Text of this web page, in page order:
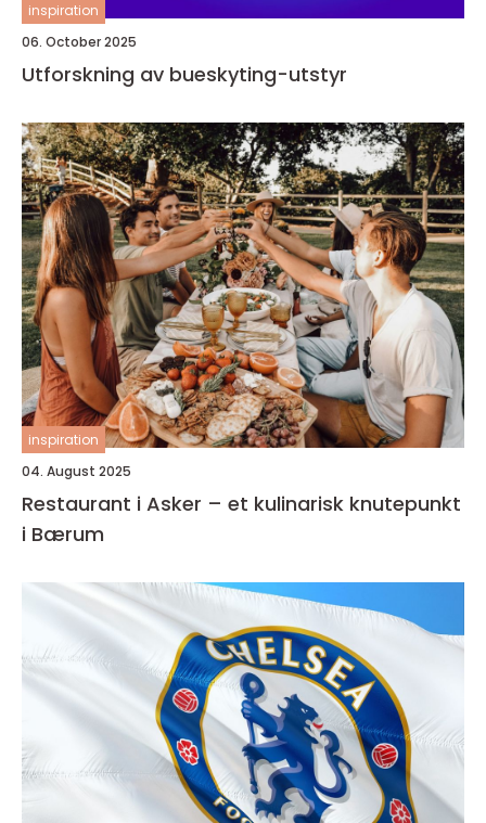
inspiration
06. October 2025
Utforskning av bueskyting-utstyr
inspiration
04. August 2025
Restaurant i Asker – et kulinarisk knutepunkt
i Bærum